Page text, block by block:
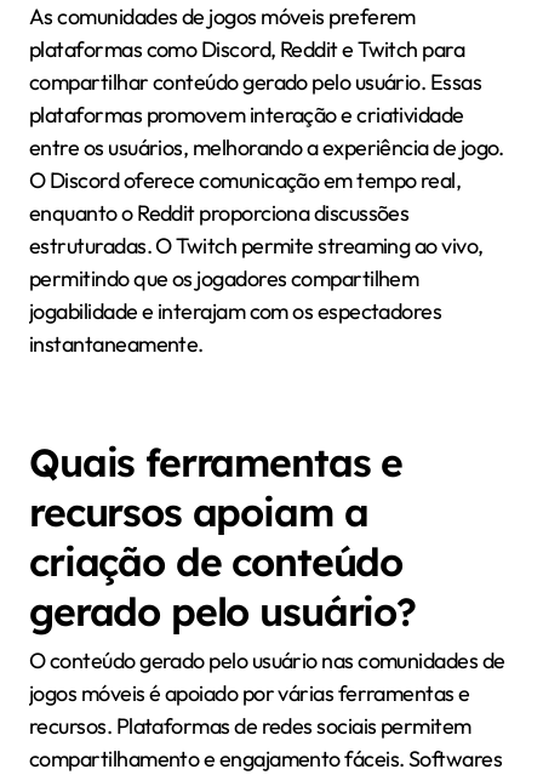
As comunidades de jogos móveis preferem
plataformas como Discord, Reddit e Twitch para
compartilhar conteúdo gerado pelo usuário. Essas
plataformas promovem interação e criatividade
entre os usuários, melhorando a experiência de jogo.
O Discord oferece comunicação em tempo real,
enquanto o Reddit proporciona discussões
estruturadas. O Twitch permite streaming ao vivo,
permitindo que os jogadores compartilhem
jogabilidade e interajam com os espectadores
instantaneamente.
Quais ferramentas e
recursos apoiam a
criação de conteúdo
gerado pelo usuário?
O conteúdo gerado pelo usuário nas comunidades de
jogos móveis é apoiado por várias ferramentas e
recursos. Plataformas de redes sociais permitem
compartilhamento e engajamento fáceis. Softwares